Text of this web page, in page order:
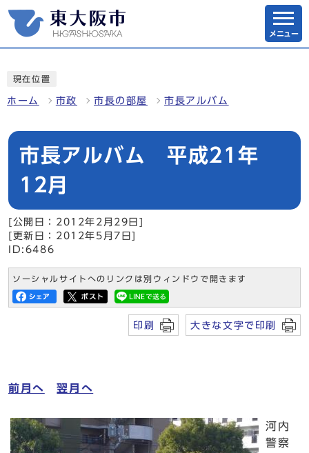
メニュー
現在位置
ホーム 市政 市長の部屋 市長アルバム
市長アルバム 平成21年
12月
[公開日：2012年2月29日]
[更新日：2012年5月7日]
ID:6486
ソーシャルサイトへのリンクは別ウィンドウで開きます
印刷 大きな文字で印刷
前月へ 翌月へ
河内
警察